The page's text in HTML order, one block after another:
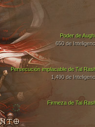
Persecución implacable de Tal
1,490 de
Firmeza de Tal
Poder de
650 de